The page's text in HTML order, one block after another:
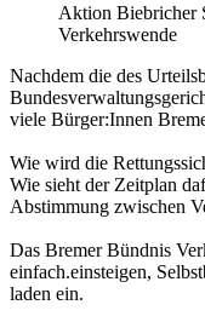
Aktion Biebricher
Verkehrswende
Nachdem die des
viele Bürger:Innen
Wie wird die
Wie sieht der Zeitplan
Abstimmung zwischen
Das Bremer Bündnis
einfach.einsteigen,
laden ein.